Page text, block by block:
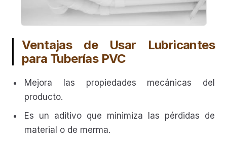
Ventajas de Usar Lubricantes
para Tuberías PVC
Mejora las propiedades mecánicas del
producto.
Es un aditivo que minimiza las pérdidas de
material o de merma.